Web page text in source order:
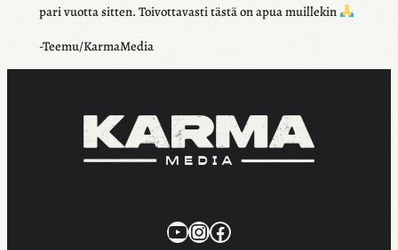
pari vuotta sitten. Toivot­ta­vasti tästä on apua muil­le­kin
-Teemu/KarmaMedia
KarmaMedia YouTube
Instagram
Facebook